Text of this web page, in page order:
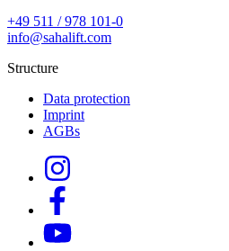
+49 511 / 978 101-0
info@sahalift.com
Structure
Data protection
Imprint
AGBs